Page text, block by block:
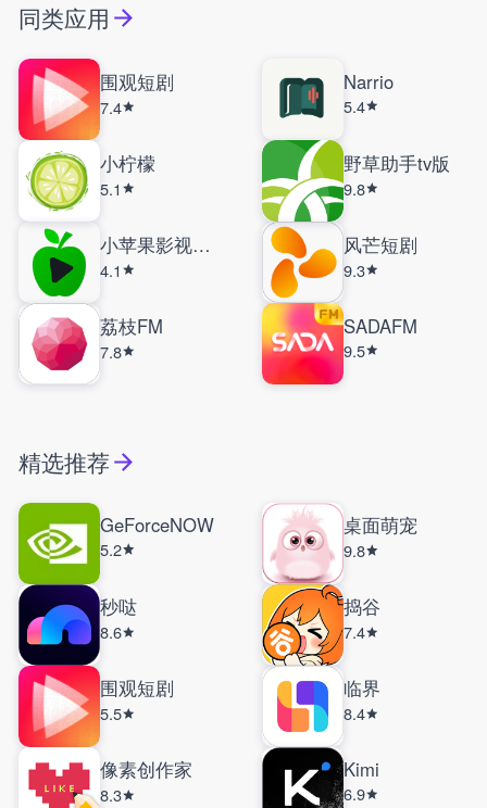
同类应用
围观短剧
7.4
Narrio
5.4
小柠檬
5.1
野草助手tv版
9.8
小苹果影视盒子
4.1
风芒短剧
9.3
荔枝FM
7.8
SADAFM
9.5
精选推荐
GeForceNOW
5.2
桌面萌宠
9.8
秒哒
8.6
捣谷
7.4
围观短剧
5.5
临界
8.4
像素创作家
8.3
Kimi
6.9